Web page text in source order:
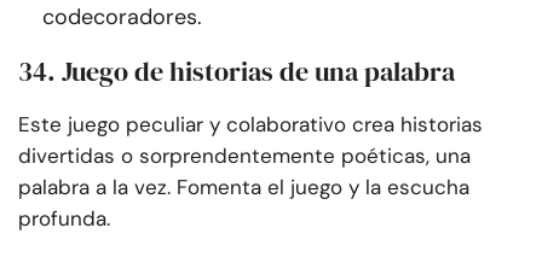
codecoradores.
34. Juego de historias de una palabra
Este juego peculiar y colaborativo crea historias
divertidas o sorprendentemente poéticas, una
palabra a la vez. Fomenta el juego y la escucha
profunda.